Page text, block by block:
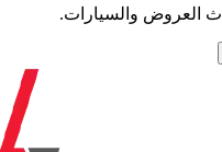
والسيارات.